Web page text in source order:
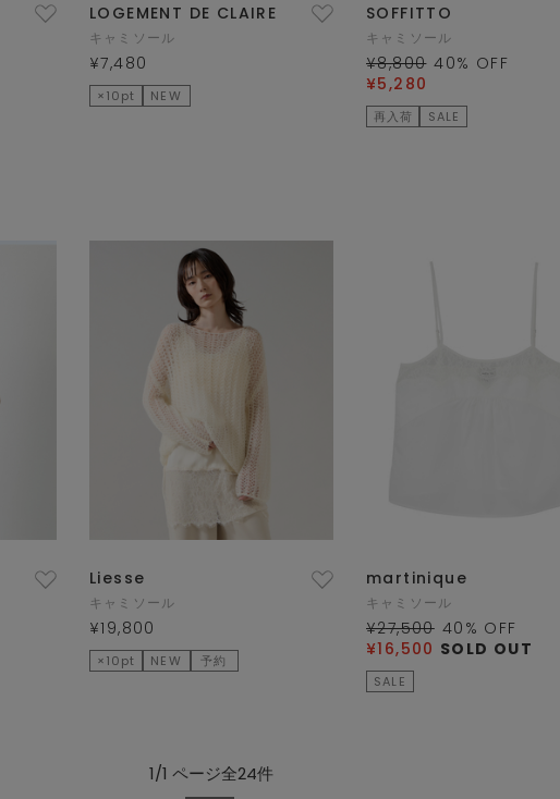
LOGEMENT DE CLAIRE
キャミソール
¥7,480
×10pt NEW
SOFFITTO
キャミソール
¥8,800 40% OFF
¥5,280
再入荷 SALE
Liesse
キャミソール
¥19,800
×10pt NEW 予約
martinique
キャミソール
¥27,500 40 % OFF
¥16,500 SOLD OUT
SALE
1/1 ページ全24件